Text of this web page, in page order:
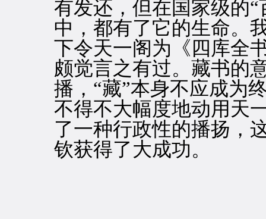
有发还，但在国家级的
中，都有了它的生命。
下令天一阁为《四库全
颇觉言之有过。藏书的
播，“藏”本身不应成为
不得不大幅度地动用天
了一种行政性的播扬，
钦获得了大成功。